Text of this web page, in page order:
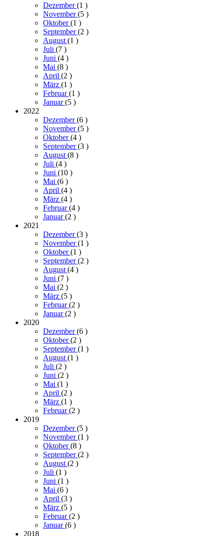
Dezember(1 )
November(5 )
Oktober(1 )
September(2 )
August (1 )
Juli (7 )
Juni (4 )
Mai (8 )
April (2 )
März (1 )
Februar(1 )
Januar(5 )
2022
Dezember(6 )
November(5 )
Oktober(4 )
September(3 )
August (8 )
Juli (4 )
Juni (10 )
Mai (6 )
April (4 )
März (4 )
Februar(4 )
Januar(2 )
2021
Dezember(3 )
November(1 )
Oktober(1 )
September(2 )
August (4 )
Juni (7 )
Mai (2 )
März (5 )
Februar(2 )
Januar(2 )
2020
Dezember(6 )
Oktober(2 )
September(1 )
August (1 )
Juli (2 )
Juni (2 )
Mai (1 )
April (2 )
März (1 )
Februar(2 )
2019
Dezember(5 )
November(1 )
Oktober(8 )
September(2 )
August (2 )
Juli (1 )
Juni (1 )
Mai (6 )
April (3 )
März (5 )
Februar(2 )
Januar(6 )
2018